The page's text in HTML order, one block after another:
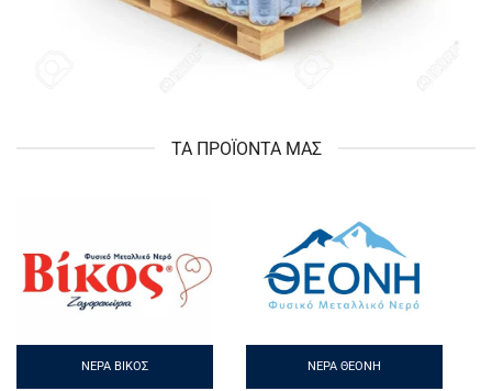
ΤΑ ΠΡΟΪΟΝΤΑ ΜΑΣ
ΝΕΡΆ ΒΊΚΟΣ ΝΕΡΆ ΘΕΌΝΗ